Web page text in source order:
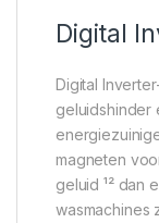
Digital
Digital
geluidshinder
magneten
geluid ¹² dan
wasmachines